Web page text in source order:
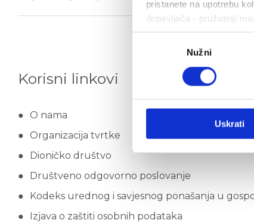
pristanete na upotrebu
dobavljača - pružatelji
Nužni
Uskrati
Korisni linkovi
O nama
Organizacija tvrtke
Dioničko društvo
Društveno odgovorno poslovanje
Kodeks urednog i savjesnog ponašanja u
Izjava o zaštiti osobnih podataka